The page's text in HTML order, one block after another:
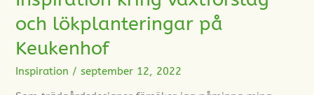
och lökplanteringar på
Keukenhof
Inspiration /september 12, 2022